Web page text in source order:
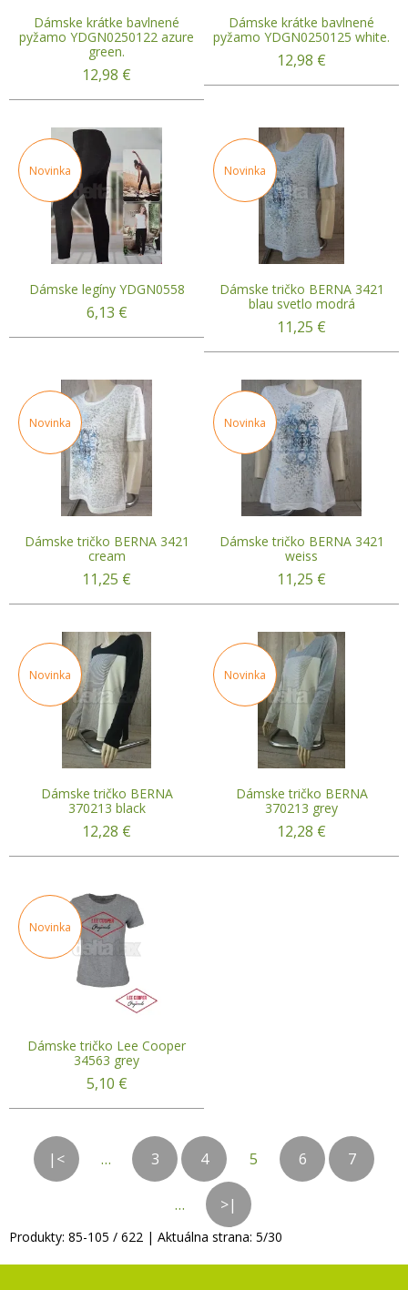
Dámske krátke bavlnené
pyžamo YDGN0250122 azure
green.
12,98 €
Dámske krátke bavlnené
pyžamo YDGN0250125 white.
12,98 €
Novinka
Dámske legíny YDGN0558
6,13 €
Novinka
Dámske tričko BERNA 3421
blau svetlo modrá
11,25 €
Novinka
Dámske tričko BERNA 3421
cream
11,25 €
Novinka
Dámske tričko BERNA 3421
weiss
11,25 €
Novinka
Dámske tričko BERNA
370213 black
12,28 €
Novinka
Dámske tričko BERNA
370213 grey
12,28 €
Novinka
Dámske tričko Lee Cooper
34563 grey
5,10 €
|< … 3 4 5 6 7
… >|
Produkty: 85-105 / 622 | Aktuálna strana: 5/30